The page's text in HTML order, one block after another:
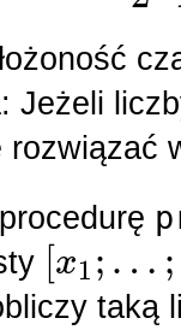
Jeżeli
rozwiązać
[x1 ; … ;
1;…; n]
taką